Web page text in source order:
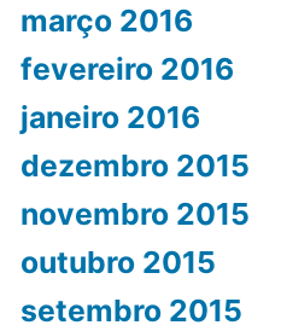
março 2016
fevereiro 2016
janeiro 2016
dezembro 2015
novembro 2015
outubro 2015
setembro 2015